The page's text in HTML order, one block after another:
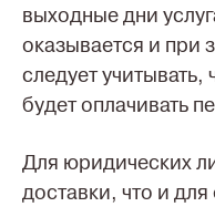
выходные дни
оказывается и при
следует
будет оплачивать
Для юридических
доставки, что и